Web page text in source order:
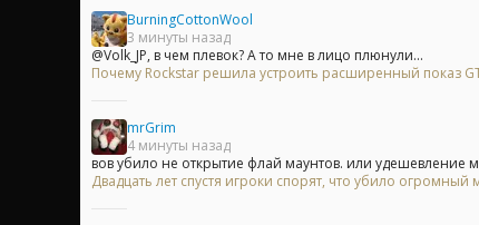
BurningCottonWool
3 минуты назад
@Volk_JP, в чем плевок? А то мне в лицо плюнули...
Почему Rockstar решила устроить расширенный показ
mrGrim
4 минуты назад
вов убило не открытие флай маунтов. или удешевление
Двадцать лет спустя игроки спорят, что убило